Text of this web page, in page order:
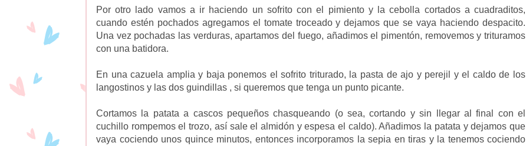
Por otro lado vamos a ir haciendo un sofrito con el pimiento y la cebolla cortados a cuadraditos,
cuando estén pochados agregamos el tomate troceado y dejamos que se vaya haciendo despacito.
Una vez pochadas las verduras, apartamos del fuego, añadimos el pimentón, removemos y trituramos
con una batidora.
En una cazuela amplia y baja ponemos el sofrito triturado, la pasta de ajo y perejil y el caldo de los
langostinos y las dos guindillas , si queremos que tenga un punto picante.
Cortamos la patata a cascos pequeños chasqueando (o sea, cortando y sin llegar al final con el
cuchillo rompemos el trozo, así sale el almidón y espesa el caldo). Añadimos la patata y dejamos que
vaya cociendo unos quince minutos, entonces incorporamos la sepia en tiras y la tenemos cociendo